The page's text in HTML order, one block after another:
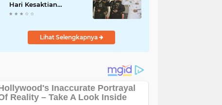
Hari Kesaktian
Pancasila Tahun 2020
Lihat Selengkapnya